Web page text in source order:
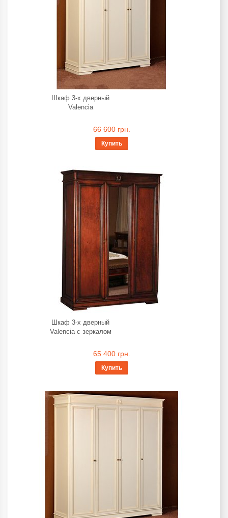
Шкаф 3-х дверный
Valencia
66 600 грн.
Купить
Шкаф 3-х дверный
Valencia с зеркалом
65 400 грн.
Купить